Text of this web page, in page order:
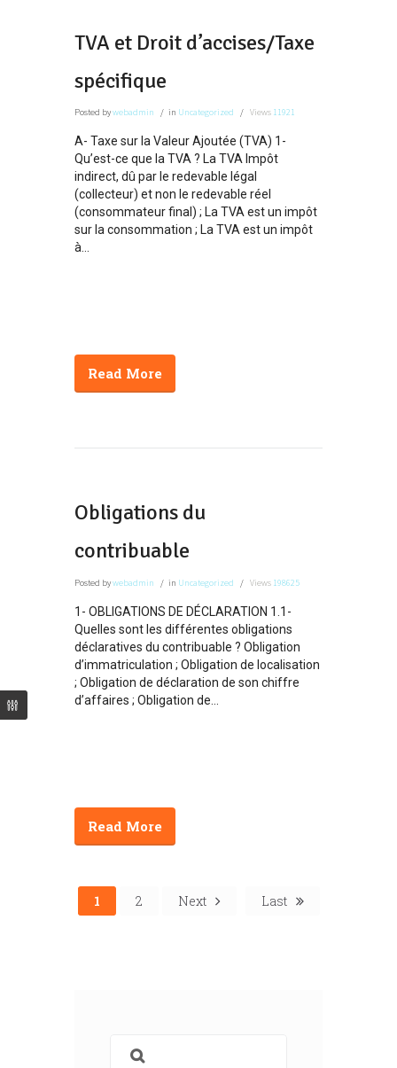
TVA et Droit d’accises/Taxe
spécifique
Posted bywebadmin in Uncategorized Views11921
A- Taxe sur la Valeur Ajoutée (TVA) 1-
Qu’est-ce que la TVA ? La TVA Impôt
indirect, dû par le redevable légal
(collecteur) et non le redevable réel
(consommateur final) ; La TVA est un impôt
sur la consommation ; La TVA est un impôt
à...
Read More
Obligations du
contribuable
Posted bywebadmin in Uncategorized Views198625
1- OBLIGATIONS DE DÉCLARATION 1.1-
Quelles sont les différentes obligations
déclaratives du contribuable ? Obligation
d’immatriculation ; Obligation de localisation
; Obligation de déclaration de son chiffre
d’affaires ; Obligation de...
Read More
1 2 Next Last